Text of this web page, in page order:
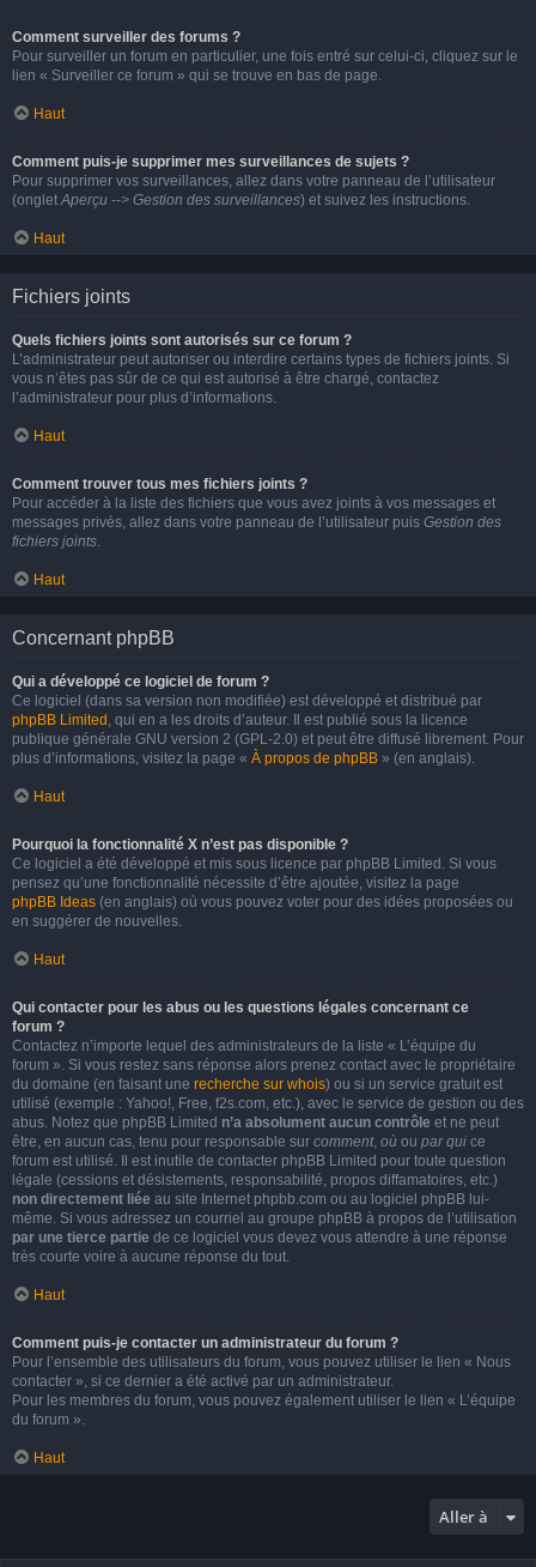
Comment surveiller des forums ?
Pour surveiller un forum en particulier, une fois entré sur celui-ci, cliquez sur le
lien « Surveiller ce forum » qui se trouve en bas de page.
Haut
Comment puis-je supprimer mes surveillances de sujets ?
Pour supprimer vos surveillances, allez dans votre panneau de l’utilisateur
(ongletAperçu --> Gestion des surveillances) et suivez les instructions.
Haut
Fichiers joints
Quels fichiers joints sont autorisés sur ce forum ?
L’administrateur peut autoriser ou interdire certains types de fichiers joints. Si
vous n’êtes pas sûr de ce qui est autorisé à être chargé, contactez
l’administrateur pour plus d’informations.
Haut
Comment trouver tous mes fichiers joints ?
Pour accéder à la liste des fichiers que vous avez joints à vos messages et
messages privés, allez dans votre panneau de l’utilisateur puis Gestion des
fichiers joints.
Haut
Concernant phpBB
Qui a développé ce logiciel de forum ?
Ce logiciel (dans sa version non modifiée) est développé et distribué par
phpBB Limited , qui en a les droits d’auteur. Il est publié sous la licence
publique générale GNU version 2 (GPL-2.0) et peut être diffusé librement. Pour
plus d’informations, visitez la page « À propos de phpBB » (en anglais).
Haut
Pourquoi la fonctionnalité X n’est pas disponible ?
Ce logiciel a été développé et mis sous licence par phpBB Limited. Si vous
pensez qu’une fonctionnalité nécessite d’être ajoutée, visitez la page
phpBB Ideas (en anglais) où vous pouvez voter pour des idées proposées ou
en suggérer de nouvelles.
Haut
Qui contacter pour les abus ou les questions légales concernant ce
forum ?
Contactez n’importe lequel des administrateurs de la liste « L’équipe du
forum ». Si vous restez sans réponse alors prenez contact avec le propriétaire
du domaine (en faisant une recherche sur whois) ou si un service gratuit est
utilisé (exemple : Yahoo!, Free, f2s.com, etc.), avec le service de gestion ou des
abus. Notez que phpBB Limited n’a absolument aucun contrôle et ne peut
être, en aucun cas, tenu pour responsable sur comment, où ou par qui ce
forum est utilisé. Il est inutile de contacter phpBB Limited pour toute question
légale (cessions et désistements, responsabilité, propos diffamatoires, etc.)
non directement liée au site Internet phpbb.com ou au logiciel phpBB lui-
même. Si vous adressez un courriel au groupe phpBB à propos de l’utilisation
par une tierce partie de ce logiciel vous devez vous attendre à une réponse
très courte voire à aucune réponse du tout.
Haut
Comment puis-je contacter un administrateur du forum ?
Pour l’ensemble des utilisateurs du forum, vous pouvez utiliser le lien « Nous
contacter », si ce dernier a été activé par un administrateur.
Pour les membres du forum, vous pouvez également utiliser le lien « L’équipe
du forum ».
Haut
Aller à